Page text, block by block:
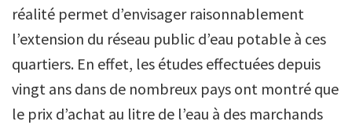
réalité permet d’envisager raisonnablement
l’extension du réseau public d’eau potable à ces
quartiers. En effet, les études effectuées depuis
vingt ans dans de nombreux pays ont montré que
le prix d’achat au litre de l’eau à des marchands